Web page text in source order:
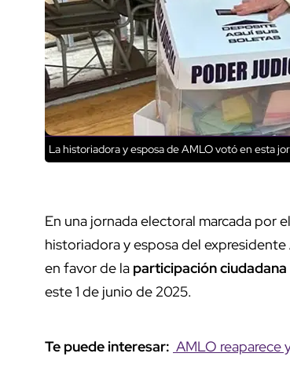
La historiadora y esposa de AMLO votó en esta
En una jornada electoral marcada por
historiadora y esposa del
en favor de la participación ciudadana
este 1 de junio de 2025.
Te puede interesar: AMLO reaparece